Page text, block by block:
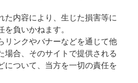
た内容により、生じた損害等に
を負いかねます。
リンクやバナーなどを通じて他
場合、そのサイトで提供される
について、当方を一切の責任を